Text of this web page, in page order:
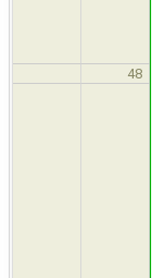
48